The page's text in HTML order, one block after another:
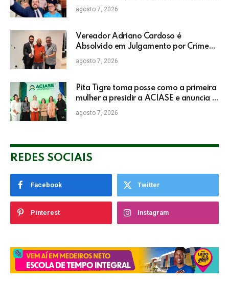
do IDEB da rede pública de Itabela
agosto 7, 2026
Vereador Adriano Cardoso é
Absolvido em Julgamento por Crime
Eleitoral no TRE
agosto 7, 2026
Pita Tigre toma posse como a primeira
mulher a presidir a ACIASE e anuncia a
retomada do Prêmio Destaque
Empresarial
agosto 7, 2026
REDES SOCIAIS
Facebook Twitter
Pinterest Instagram